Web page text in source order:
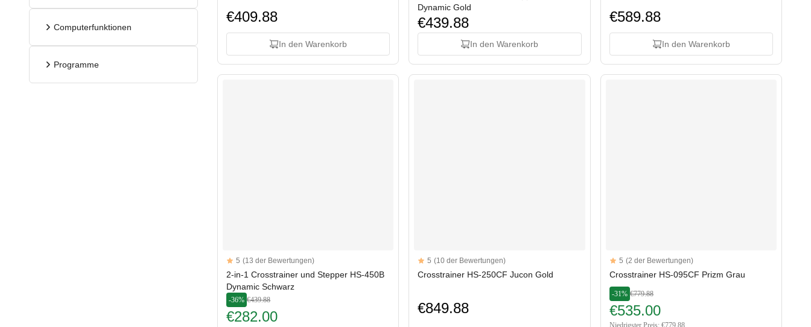
Computerfunktionen
Programme
€409.88
In den Warenkorb
Dynamic Gold
€439.88
In den Warenkorb
€589.88
In den Warenkorb
Reviews
5 out of 5 stars
5 (13 der Bewertungen)
2-in-1 Crosstrainer und Stepper HS-450B
Dynamic Schwarz
-36% €439.88
€282.00
Reviews
5 out of 5 stars
5 (10 der Bewertungen)
Crosstrainer HS-250CF Jucon Gold
€849.88
Reviews
5 out of 5 stars
5 (2 der Bewertungen)
Crosstrainer HS-095CF Prizm Grau
-31% €779.88
€535.00
Niedrigster Preis: €779.88